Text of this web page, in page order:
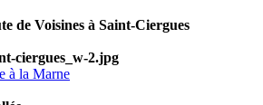
de Voisines à Saint-Ciergues
ciergues_w-2.jpg
à la Marne